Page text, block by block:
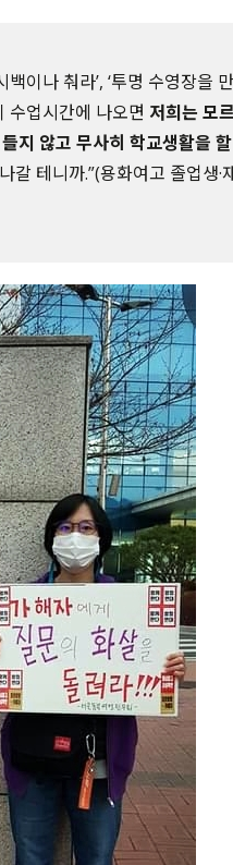
이나 춰라’, ‘투명 수영장을
수업시간에 나오면 저희는 모
지 않고 무사히 학교생활을
갈 테니까.”(용화여고 졸업생·